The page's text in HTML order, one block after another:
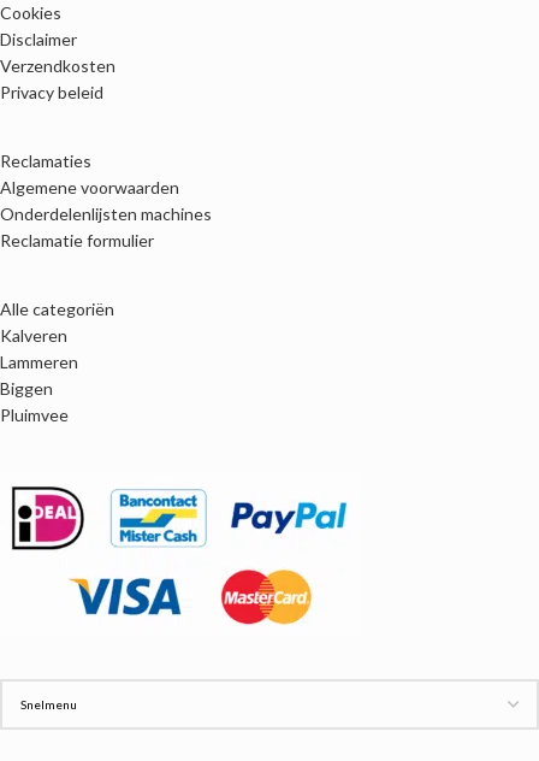
Cookies
Disclaimer
Verzendkosten
Privacy beleid
Reclamaties
Algemene voorwaarden
Onderdelenlijsten machines
Reclamatie formulier
Alle categoriën
Kalveren
Lammeren
Biggen
Pluimvee